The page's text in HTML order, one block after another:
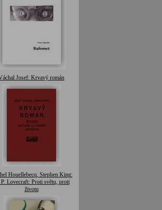
Josef: Krvavý román
Houellebecq, Stephen King:
Lovecraft: Proti světu, proti
životu